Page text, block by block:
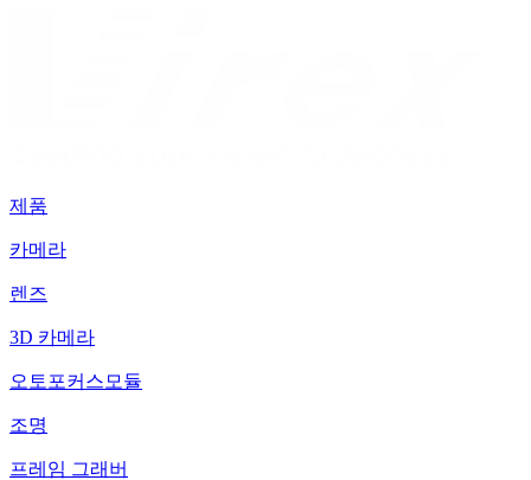
제품
카메라
렌즈
3D 카메라
오토포커스모듈
조명
프레임 그래버